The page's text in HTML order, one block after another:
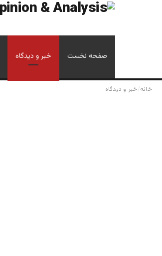
صفحه نخست خبر و دیدگاه
خانه/خبر و دیدگاه